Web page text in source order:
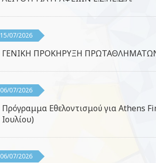
15/07/2026
ΓΕΝΙΚΗ ΠΡΟΚΗΡΥΞΗ
06/07/2026
Πρόγραμμα Εθελοντισμού για Athens
Ιουλίου)
06/07/2026